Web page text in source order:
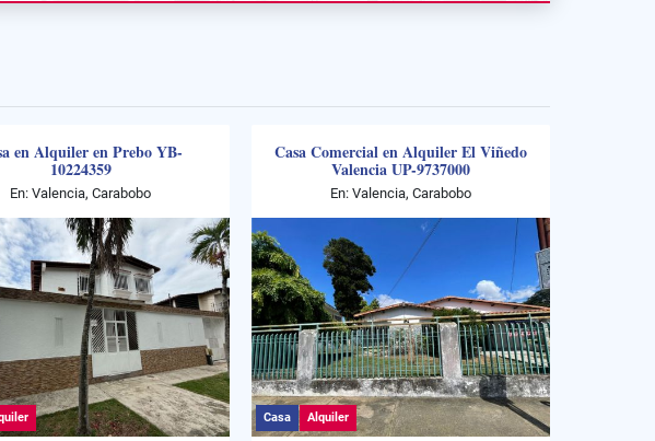
en Alquiler en Prebo YB-
10224359
En: Valencia, Carabobo
Casa Comercial en Alquiler El Viñedo
Valencia UP-9737000
En: Valencia, Carabobo
Casa Alquiler